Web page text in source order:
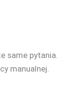
same pytania.
manualnej.